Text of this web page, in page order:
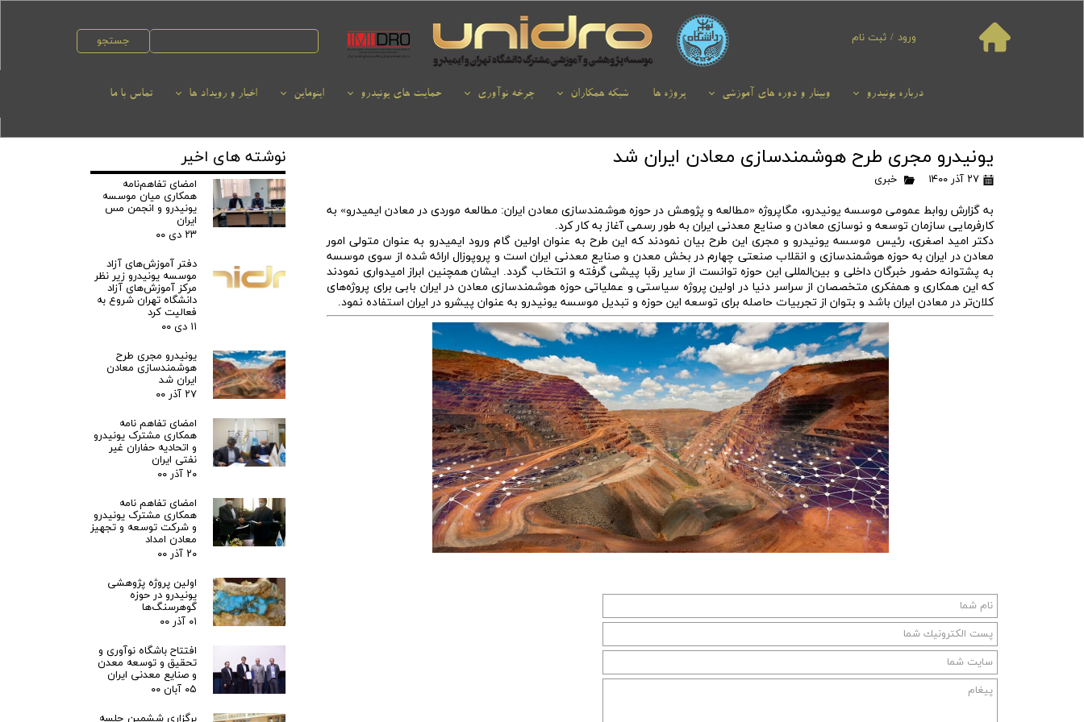
درباره یونیدرو وبینار و دوره های آموزشی پروژه ها شبکه همکاران چرخه نوآوری حمایت های یونیدرو اینوماین اخبار و رویداد ها تماس با ما
ورود / ثبت نام
تغییر گذر واژه
خروج از حساب
کاربری
جستجو
یونیدرو مجری طرح هوشمندسازی معادن ایران شد
۲۷ آذر ۱۴۰۰ خبری
به گزارش روابط عمومی موسسه یونیدرو، مگاپروژه «مطالعه و پژوهش در حوزه هوشمندسازی معادن ایران: مطالعه موردی در معادن ایمیدرو» به
کارفرمایی سازمان توسعه و نوسازی معادن و صنایع معدنی ایران به طور رسمی آغاز به کار کرد.
دکتر امید اصغری، رئیس موسسه یونیدرو و مجری این طرح بیان نمودند که این طرح به عنوان اولین گام ورود ایمیدرو به عنوان متولی امور
معادن در ایران به حوزه هوشمندسازی و انقلاب صنعتی چهارم در بخش معدن و صنایع معدنی ایران است و پروپوزال ارائه شده از سوی موسسه
به پشتوانه حضور خبرگان داخلی و بین‌المللی این حوزه توانست از سایر رقبا پیشی گرفته و انتخاب گردد. ایشان همچنین ابراز امیدواری نمودند
که این همکاری و همفکری متخصصان از سراسر دنیا در اولین پروژه سیاستی و عملیاتی حوزه هوشمندسازی معادن در ایران بابی برای پروژه‌های
کلان‌تر در معادن ایران باشد و بتوان از تجربیات حاصله برای توسعه این حوزه و تبدیل موسسه یونیدرو به عنوان پیشرو در ایران استفاده نمود.
نوشته های اخیر
امضای تفاهم‌نامه
همکاری میان موسسه
یونیدرو و انجمن مس
ایران
۲۳ دی ۰۰
دفتر آموزش‌های آزاد
موسسه یونیدرو زیر نظر
مرکز آموزش‌های آزاد
دانشگاه تهران شروع به
فعالیت کرد
۱۱ دی ۰۰
یونیدرو مجری طرح
هوشمندسازی معادن
ایران شد
۲۷ آذر ۰۰
امضای تفاهم نامه
همکاری مشترک یونیدرو
و اتحادیه حفاران غیر
نفتی ایران
۲۰ آذر ۰۰
امضای تفاهم نامه
همکاری مشترک یونیدرو
و شرکت توسعه و تجهیز
معادن امداد
۲۰ آذر ۰۰
اولین پروژه پژوهشی
یونیدرو در حوزه
گوهرسنگ‌ها
۰۱ آذر ۰۰
افتتاح باشگاه نوآوری و
تحقیق و توسعه معدن
و صنایع معدنی ایران
۰۵ آبان ۰۰
برگزاری ششمین جلسه